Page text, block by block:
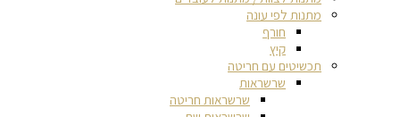
מתנות לפי עונה
חורף
קיץ
תכשיטים עם חריטה
שרשראות
שרשראות חריטה